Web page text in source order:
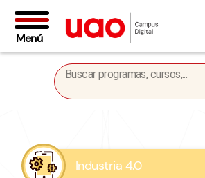
Menú
Industria 4.0